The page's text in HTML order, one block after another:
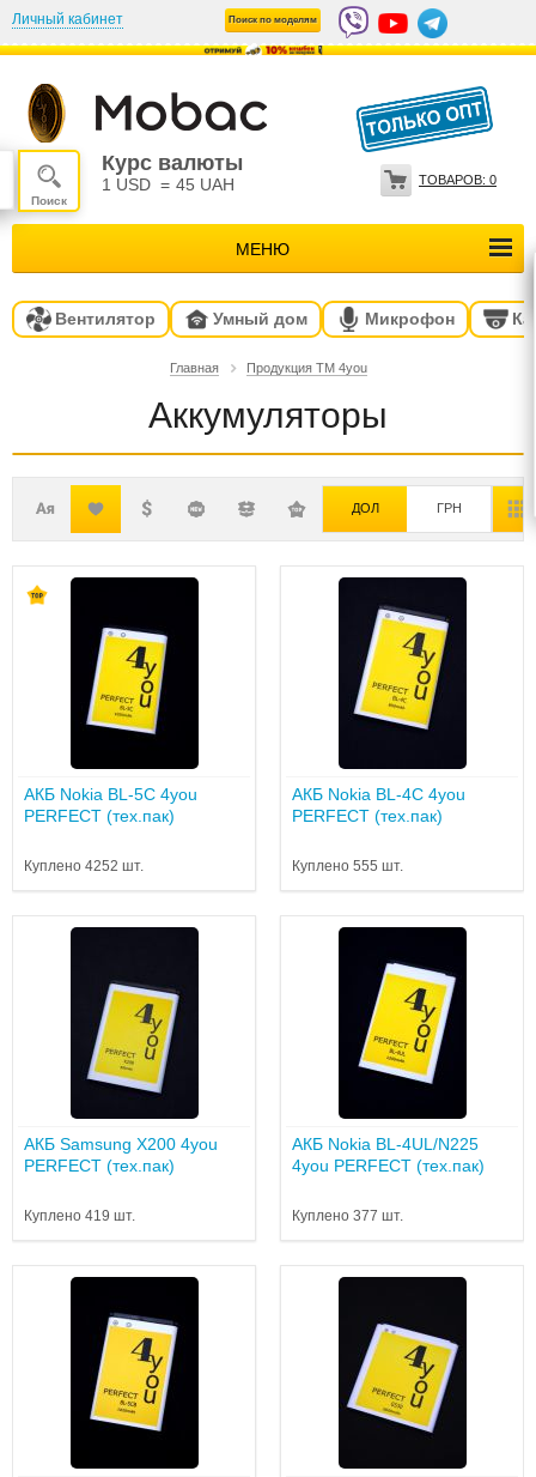
Личный кабинет Поиск по моделям
Курс валюты
1 USD = 45 UAH
МЕНЮ
ТОВАРОВ: 0
Вентилятор Умный дом Микрофон
Главная Продукция ТМ 4you
Аккумуляторы
ДОЛ ГРН
АКБ Nokia BL-5C 4you
PERFECT (тех.пак)
Куплено 4252 шт.
АКБ Nokia BL-4C 4you
PERFECT (тех.пак)
Куплено 555 шт.
АКБ Samsung X200 4you
PERFECT (тех.пак)
Куплено 419 шт.
АКБ Nokia BL-4UL/N225
4you PERFECT (тех.пак)
Куплено 377 шт.